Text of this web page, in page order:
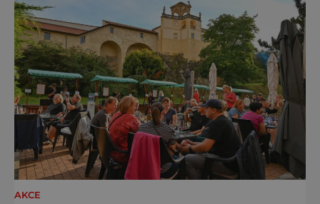
loňskou výstavu navštívilo více než 4 200
návštěvníků. SEW si během let vybudoval
pověst jed
AKCE